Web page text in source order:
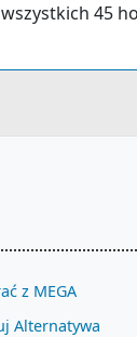
45
z MEGA
Alternatywa